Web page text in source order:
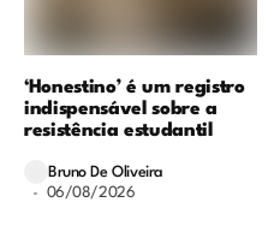
‘Honestino’ é um registro
indispensável sobre a
resistência estudantil
Bruno De Oliveira
06/08/2026